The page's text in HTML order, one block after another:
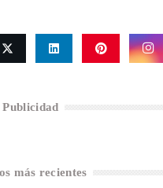
Publicidad
más recientes